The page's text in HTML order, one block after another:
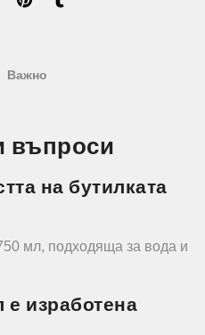
Важно
въпроси
на бутилката
мл, подходяща за вода и
изработена